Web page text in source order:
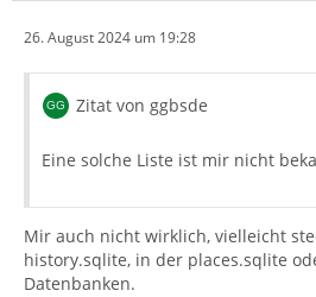
26. August 2024 um 19:28
Zitat von ggbsde
Eine solche Liste ist mir nicht
Mir auch nicht wirklich, vielleicht
history.sqlite, in der places.sqlite
Datenbanken.